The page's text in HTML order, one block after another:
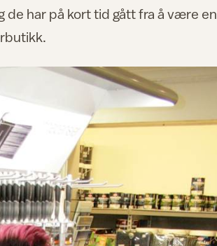
de har på kort tid gått fra å være en